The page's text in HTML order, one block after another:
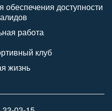
обеспечения доступности
работа
клуб
жизнь